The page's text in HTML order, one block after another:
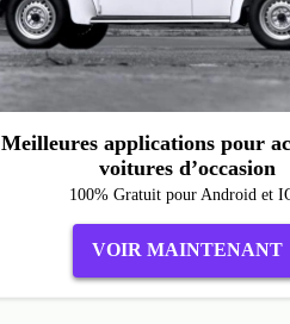
Meilleures applications pour
voitures d’occasion
100% Gratuit pour Android et
VOIR MAINTENANT